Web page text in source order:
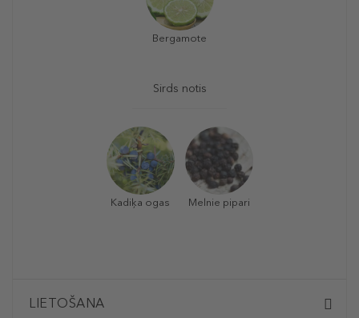
Bergamote
Sirds notis
Kadiķa ogas Melnie pipari
LIETOŠANA